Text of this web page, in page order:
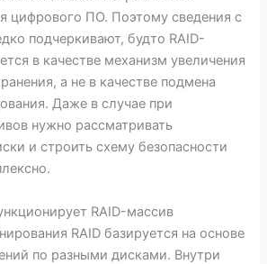
цифрового ПО. Поэтому сведения с
подчеркивают, будто RAID-
в качестве механизм увеличения
а не в качестве подмена
Даже в случае при
нужно рассматривать
и строить схему безопасности
RAID-массив
RAID базируется на основе
по разными дисками. Внутри